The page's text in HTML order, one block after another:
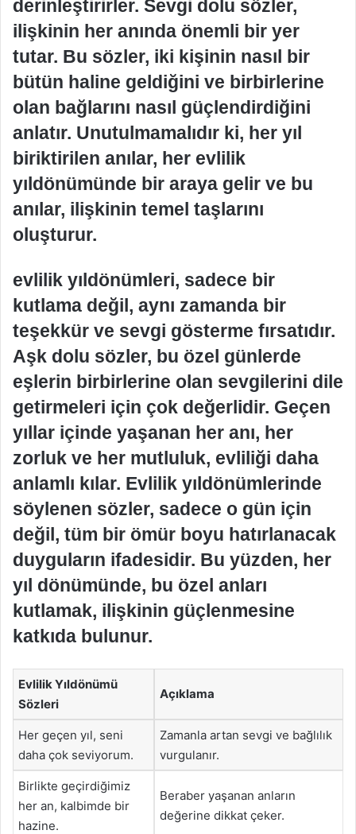
derinleştirirler. Sevgi dolu sözler,
ilişkinin her anında önemli bir yer
tutar. Bu sözler, iki kişinin nasıl bir
bütün haline geldiğini ve birbirlerine
olan bağlarını nasıl güçlendirdiğini
anlatır. Unutulmamalıdır ki, her yıl
biriktirilen anılar, her evlilik
yıldönümünde bir araya gelir ve bu
anılar, ilişkinin temel taşlarını
oluşturur.
evlilik yıldönümleri, sadece bir
kutlama değil, aynı zamanda bir
teşekkür ve sevgi gösterme fırsatıdır.
Aşk dolu sözler, bu özel günlerde
eşlerin birbirlerine olan sevgilerini dile
getirmeleri için çok değerlidir. Geçen
yıllar içinde yaşanan her anı, her
zorluk ve her mutluluk, evliliği daha
anlamlı kılar. Evlilik yıldönümlerinde
söylenen sözler, sadece o gün için
değil, tüm bir ömür boyu hatırlanacak
duyguların ifadesidir. Bu yüzden, her
yıl dönümünde, bu özel anları
kutlamak, ilişkinin güçlenmesine
katkıda bulunur.
Evlilik Yıldönümü
Sözleri
Açıklama
Her geçen yıl, seni
daha çok seviyorum.
Zamanla artan sevgi ve bağlılık
vurgulanır.
Birlikte geçirdiğimiz
her an, kalbimde bir
hazine.
Beraber yaşanan anların
değerine dikkat çeker.